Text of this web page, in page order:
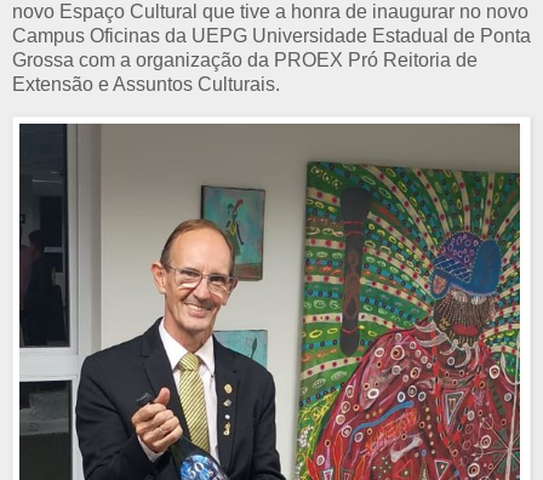
novo Espaço Cultural que tive a honra de inaugurar no novo
Campus Oficinas da UEPG Universidade Estadual de Ponta
Grossa com a organização da PROEX Pró Reitoria de
Extensão e Assuntos Culturais.